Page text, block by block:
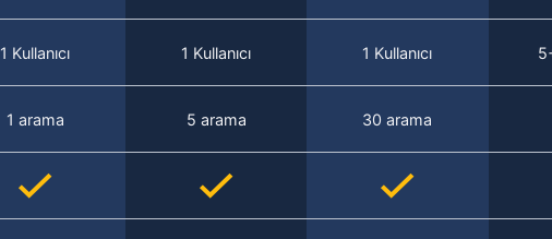
1 Kullanıcı 1 Kullanıcı 1 Kullanıcı
1 arama 5 arama 30 arama